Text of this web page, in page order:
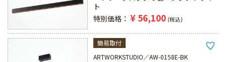
ト
特別価格
¥ 56,100 税込
簡易取付
ARTWORKSTUDIO
AW-0158E-BK